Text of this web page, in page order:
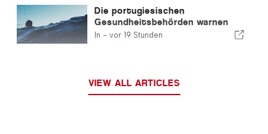
Die portugiesischen
Gesundheitsbehörden warnen
vor den Gefahren des Ertrinkens
In - vor 19 Stunden
VIEW ALL ARTICLES